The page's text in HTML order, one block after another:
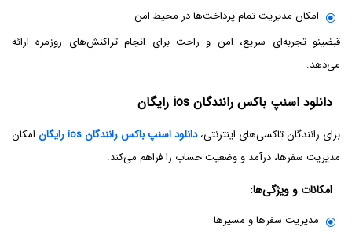
امکان مدیریت تمام پرداخت‌ها در محیط امن
قبضینو تجربه‌ای سریع، امن و راحت برای انجام تراکنش‌های روزمره ارائه
می‌دهد.
دانلود اسنپ باکس رانندگان ios رایگان
برای رانندگان تاکسی‌های اینترنتی،دانلود اسنپ باکس رانندگان ios رایگان
امکان
مدیریت سفرها، درآمد و وضعیت حساب را فراهم می‌کند.
امکانات و ویژگی‌ها:
مدیریت سفرها و مسیرها